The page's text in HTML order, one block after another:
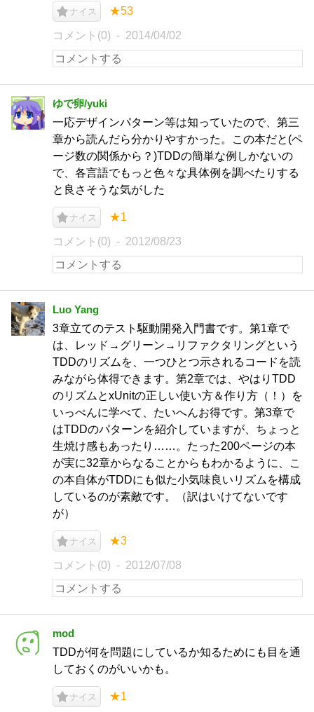
ナイス ★53
コメント(0) 2014/04/02
ゆで卵/yuki
一応デザインパターン等は知っていたので、第三
章から読んだら分かりやすかった。この本だと(ペ
ージ数の関係から？)TDDの簡単な例しかないの
で、各言語でもっと色々な具体例を調べたりする
と良さそうな気がした
ナイス ★1
コメント(0) 2012/08/23
Luo Yang
3章立てのテスト駆動開発入門書です。第1章で
は、レッド→グリーン→リファクタリングという
TDDのリズムを、一つひとつ示されるコードを読
みながら体得できます。第2章では、やはりTDD
のリズムとxUnitの正しい使い方＆作り方（！）を
いっぺんに学べて、たいへんお得です。第3章で
はTDDのパターンを紹介していますが、ちょっと
生焼け感もあったり……。たった200ページの本
が実に32章からなることからもわかるように、こ
の本自体がTDDにも似た小気味良いリズムを構成
しているのが素敵です。（訳はいけてないです
が）
ナイス ★3
コメント(0) 2012/07/08
mod
TDDが何を問題にしているか知るためにも目を通
しておくのがいいかも。
ナイス ★1